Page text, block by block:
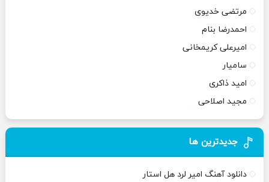
مرتضی خدیوی
احمدرضا بنام
امیرعلی کریمخانی
سامیار
امید ذاکری
مجید اصلاحی
جدیدترین ها
دانلود آهنگ امیر لرد هل استار